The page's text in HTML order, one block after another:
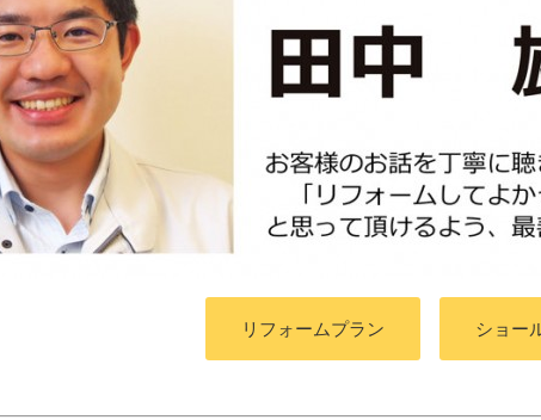
リフォームプラン ショー